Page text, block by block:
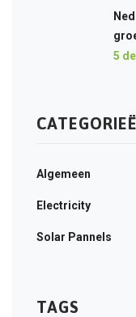
5
Algemeen
Electricity
Solar Pannels
TAGS